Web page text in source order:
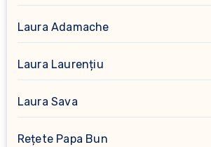
Laura Adamache
Laura Laurențiu
Laura Sava
Rețete Papa Bun